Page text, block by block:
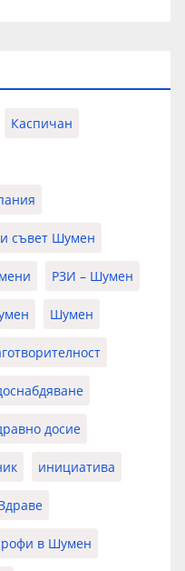
Каспичан
съвет Шумен
РЗИ – Шумен
Шумен
досие
инициатива
в Шумен